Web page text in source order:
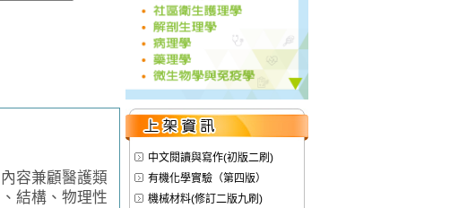
中文閱讀與寫作(初版二刷)
有機化學實驗（第四版）
機械材料(修訂二版九刷)
容兼顧醫護類
結構、物理性